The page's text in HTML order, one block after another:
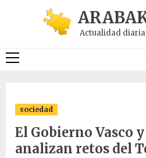
Actualidad diaria
Menú
sociedad
El Gobierno Vasco
analizan retos del